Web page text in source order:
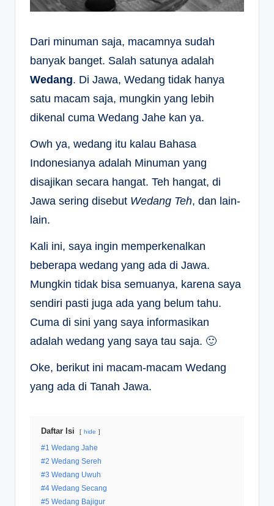
Dari minuman saja, macamnya sudah
banyak banget. Salah satunya adalah
Wedang. Di Jawa, Wedang tidak hanya
satu macam saja, mungkin yang lebih
dikenal cuma Wedang Jahe kan ya.
Owh ya, wedang itu kalau Bahasa
Indonesianya adalah Minuman yang
disajikan secara hangat. Teh hangat, di
Jawa sering disebut Wedang Teh, dan lain-
lain.
Kali ini, saya ingin memperkenalkan
beberapa wedang yang ada di Jawa.
Mungkin tidak bisa semuanya, karena saya
sendiri pasti juga ada yang belum tahu.
Cuma di sini yang saya informasikan
adalah wedang yang saya tau saja. 🙂
Oke, berikut ini macam-macam Wedang
yang ada di Tanah Jawa.
Daftar Isi hide
#1 Wedang Jahe
#2 Wedang Sereh
#3 Wedang Uwuh
#4 Wedang Secang
#5 Wedang Bajigur